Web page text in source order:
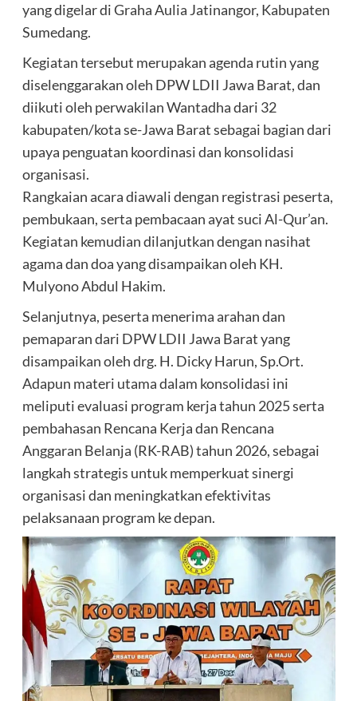
yang digelar di Graha Aulia Jatinangor, Kabupaten
Sumedang.
Kegiatan tersebut merupakan agenda rutin yang
diselenggarakan oleh DPW LDII Jawa Barat, dan
diikuti oleh perwakilan Wantadha dari 32
kabupaten/kota se-Jawa Barat sebagai bagian dari
upaya penguatan koordinasi dan konsolidasi
organisasi.
Rangkaian acara diawali dengan registrasi peserta,
pembukaan, serta pembacaan ayat suci Al-Qur’an.
Kegiatan kemudian dilanjutkan dengan nasihat
agama dan doa yang disampaikan oleh KH.
Mulyono Abdul Hakim.
Selanjutnya, peserta menerima arahan dan
pemaparan dari DPW LDII Jawa Barat yang
disampaikan oleh drg. H. Dicky Harun, Sp.Ort.
Adapun materi utama dalam konsolidasi ini
meliputi evaluasi program kerja tahun 2025 serta
pembahasan Rencana Kerja dan Rencana
Anggaran Belanja (RK-RAB) tahun 2026, sebagai
langkah strategis untuk memperkuat sinergi
organisasi dan meningkatkan efektivitas
pelaksanaan program ke depan.